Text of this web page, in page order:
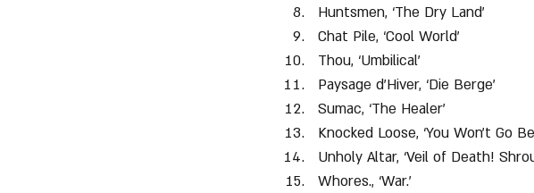
Huntsmen, ‘The Dry Land’
Chat Pile, ‘Cool World’
Thou, ‘Umbilical’
Paysage d’Hiver, ‘Die Berge’
Sumac, ‘The Healer’
Knocked Loose, ‘You Won’t Go
Unholy Altar, ‘Veil of Death!
Whores., ‘War.’